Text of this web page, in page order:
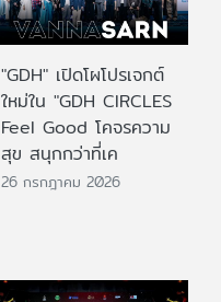
"GDH" เปิดโผโปรเจกต์
ใหม่ใน "GDH CIRCLES
Feel Good โคจรความ
สุข สนุกกว่าที่เค
26 กรกฎาคม 2026